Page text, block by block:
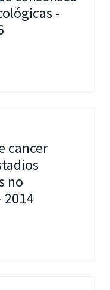
-
cancer
no